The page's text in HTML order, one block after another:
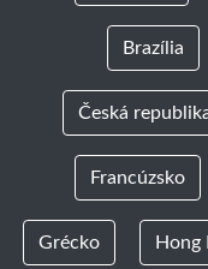
Brazília
Česká
Francúzsko
Grécko Hong